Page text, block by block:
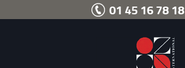
menu
01 45 16 78 18